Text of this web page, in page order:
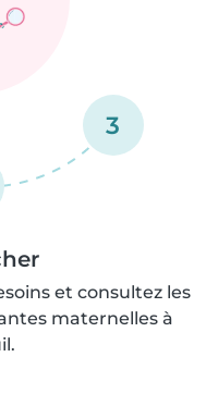
3
et consultez les
maternelles à